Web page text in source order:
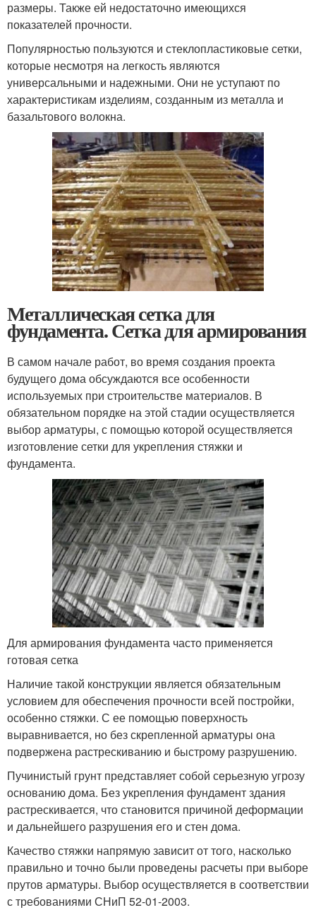
размеры. Также ей недостаточно имеющихся
показателей прочности.
Популярностью пользуются и стеклопластиковые сетки,
которые несмотря на легкость являются
универсальными и надежными. Они не уступают по
характеристикам изделиям, созданным из металла и
базальтового волокна.
Металлическая сетка для
фундамента. Сетка для армирования
В самом начале работ, во время создания проекта
будущего дома обсуждаются все особенности
используемых при строительстве материалов. В
обязательном порядке на этой стадии осуществляется
выбор арматуры, с помощью которой осуществляется
изготовление сетки для укрепления стяжки и
фундамента.
Для армирования фундамента часто применяется
готовая сетка
Наличие такой конструкции является обязательным
условием для обеспечения прочности всей постройки,
особенно стяжки. С ее помощью поверхность
выравнивается, но без скрепленной арматуры она
подвержена растрескиванию и быстрому разрушению.
Пучинистый грунт представляет собой серьезную угрозу
основанию дома. Без укрепления фундамент здания
растрескивается, что становится причиной деформации
и дальнейшего разрушения его и стен дома.
Качество стяжки напрямую зависит от того, насколько
правильно и точно были проведены расчеты при выборе
прутов арматуры. Выбор осуществляется в соответствии
с требованиями СНиП 52-01-2003.